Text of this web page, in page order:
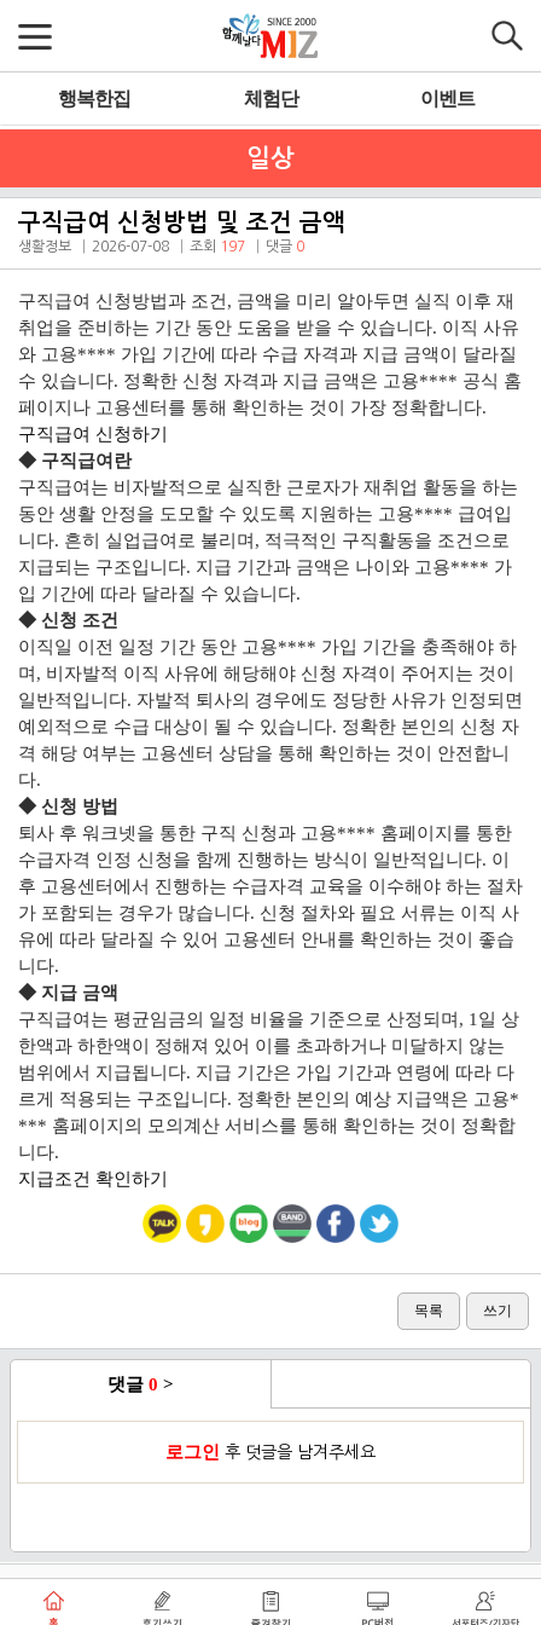
행복한집 체험단 이벤트
일상
구직급여 신청방법 및 조건 금액
생활정보 2026-07-08 조회 197 댓글 0
구직급여 신청방법과 조건, 금액을 미리 알아두면 실직 이후 재
취업을 준비하는 기간 동안 도움을 받을 수 있습니다. 이직 사유
와 고용**** 가입 기간에 따라 수급 자격과 지급 금액이 달라질
수 있습니다. 정확한 신청 자격과 지급 금액은 고용**** 공식 홈
페이지나 고용센터를 통해 확인하는 것이 가장 정확합니다.
구직급여 신청하기
◆ 구직급여란
구직급여는 비자발적으로 실직한 근로자가 재취업 활동을 하는
동안 생활 안정을 도모할 수 있도록 지원하는 고용**** 급여입
니다. 흔히 실업급여로 불리며, 적극적인 구직활동을 조건으로
지급되는 구조입니다. 지급 기간과 금액은 나이와 고용**** 가
입 기간에 따라 달라질 수 있습니다.
◆ 신청 조건
이직일 이전 일정 기간 동안 고용**** 가입 기간을 충족해야 하
며, 비자발적 이직 사유에 해당해야 신청 자격이 주어지는 것이
일반적입니다. 자발적 퇴사의 경우에도 정당한 사유가 인정되면
예외적으로 수급 대상이 될 수 있습니다. 정확한 본인의 신청 자
격 해당 여부는 고용센터 상담을 통해 확인하는 것이 안전합니
다.
◆ 신청 방법
퇴사 후 워크넷을 통한 구직 신청과 고용**** 홈페이지를 통한
수급자격 인정 신청을 함께 진행하는 방식이 일반적입니다. 이
후 고용센터에서 진행하는 수급자격 교육을 이수해야 하는 절차
가 포함되는 경우가 많습니다. 신청 절차와 필요 서류는 이직 사
유에 따라 달라질 수 있어 고용센터 안내를 확인하는 것이 좋습
니다.
◆ 지급 금액
구직급여는 평균임금의 일정 비율을 기준으로 산정되며, 1일 상
한액과 하한액이 정해져 있어 이를 초과하거나 미달하지 않는
범위에서 지급됩니다. 지급 기간은 가입 기간과 연령에 따라 다
르게 적용되는 구조입니다. 정확한 본인의 예상 지급액은 고용*
*** 홈페이지의 모의계산 서비스를 통해 확인하는 것이 정확합
니다.
지급조건 확인하기
목록 쓰기
댓글 0 >
로그인 후 덧글을 남겨주세요
개인정보취급방침 로그인
쑥쑥플래닛 주식회사 대표이사 : 천선아